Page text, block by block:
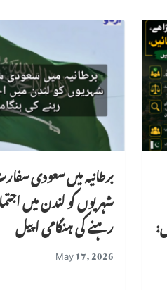
برطانیہ میں سعودی
شہریوں کو لندن میں
رہنے کی ہنگامی اپیل
May 17, 2026